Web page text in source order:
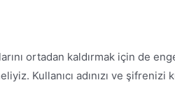
ortadan kaldırmak için de
Kullanıcı adınızı ve şifrenizi